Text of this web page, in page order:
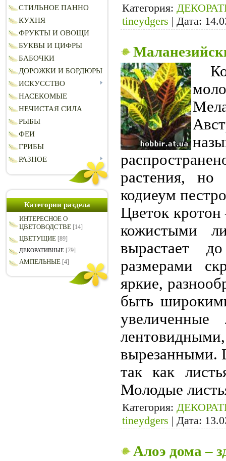
СТИЛЬНОЕ ПАННО
КУХНЯ
ФРУКТЫ И ОВОЩИ
БУКВЫ И ЦИФРЫ
БАБОЧКИ
ДОРОЖКИ И БОРДЮРЫ
ИСКУССТВО
НАСЕКОМЫЕ
НЕЧИСТАЯ СИЛА
РЫБЫ
ФЕИ
ГРИБЫ
РАЗНОЕ
Категории раздела
ИНТЕРЕСНОЕ О
ЦВЕТОВОДСТВЕ [14]
ЦВЕТУЩИЕ [89]
ДЕКОРАТИВНЫЕ [79]
АМПЕЛЬНЫЕ [4]
Категория:
tineydgers | Дата:
растения, но
кодиеум
Цветок
кожистыми
вырастает
размерами
яркие,
быть
вырезанными.
так как
Молодые
Категория:
tineydgers | Дата:
Алоэ дома –